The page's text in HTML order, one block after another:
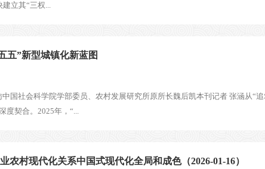
立其“三权...
五”新型城镇化新蓝图
国社会科学院学部委员、农村发展研究所原所长魏后凯本刊记者 张涵从“
度契合。2025年，“...
农村现代化关系中国式现代化全局和成色（2026-01-16）